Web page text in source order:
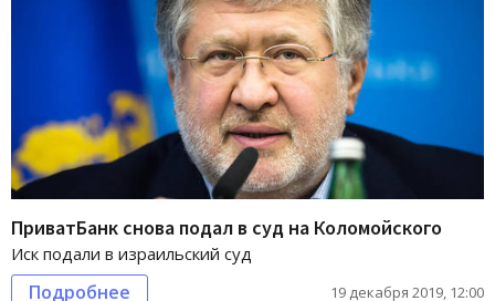
ПриватБанк снова подал в суд на Коломойского
Иск подали в израильский суд
Подробнее 19 декабря 2019, 12:00